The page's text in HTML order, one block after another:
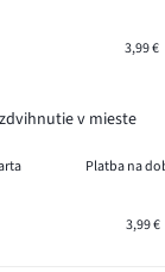
3,99 €
v mieste
Platba na
3,99 €